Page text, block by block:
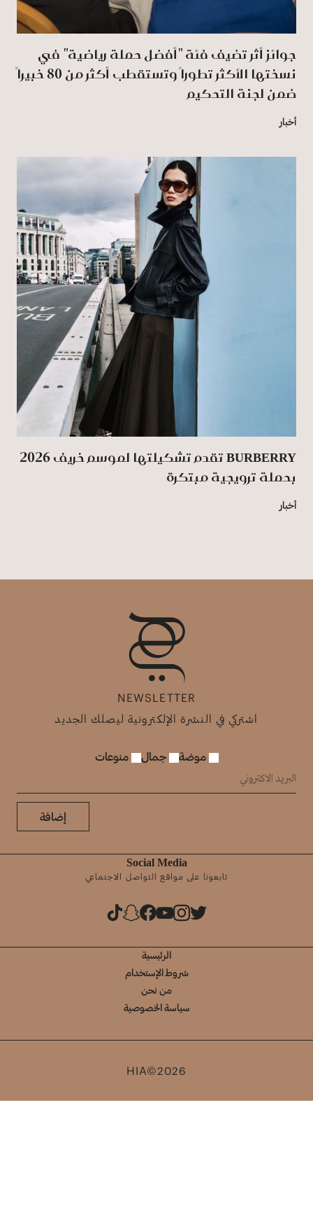
جوائز أثر تضيف فئة "أفضل حملة رياضية" في
نسختها الأكثر تطوراً وتستقطب أكثر من 80 خبيراً
ضمن لجنة التحكيم
أخبار
BURBERRY تقدم تشكيلتها لموسم خريف 2026
بحملة ترويجية مبتكرة
أخبار
NEWSLETTER
اشتركي في النشرة الإلكترونية ليصلك الجديد
موضة جمال منوعات
إضافة
Social Media
تابعونا على مواقع التواصل الاجتماعي
الرئيسية
شروط الإستخدام
من نحن
سياسة الخصوصية
HIA©2026